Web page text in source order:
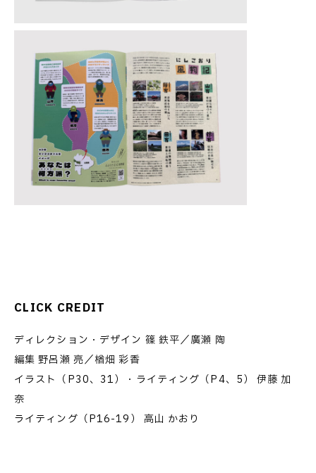
CLICK CREDIT
ディレクション・デザイン 篠 鉄平／廣瀬 陶
編集 野呂瀬 亮／楢畑 彩香
イラスト（P30、31）・ライティング（P4、5） 伊藤 加
奈
ライティング（P16-19） 高山 かおり